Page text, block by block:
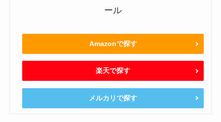
ール
Amazonで探す
楽天で探す
メルカリで探す